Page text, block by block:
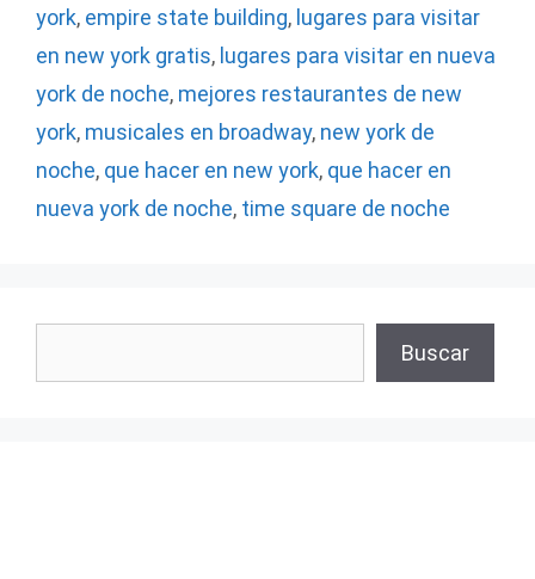
york, empire state building, lugares para visitar
en new york gratis, lugares para visitar en nueva
york de noche, mejores restaurantes de new
york, musicales en broadway, new york de
noche, que hacer en new york, que hacer en
nueva york de noche, time square de noche
Buscar